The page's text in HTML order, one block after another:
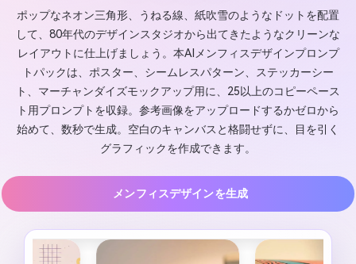
ポップなネオン三角形、うねる線、紙吹雪のようなドットを配置
して、80年代のデザインスタジオから出てきたようなクリーンな
レイアウトに仕上げましょう。本AIメンフィスデザインプロンプ
トパックは、ポスター、シームレスパターン、ステッカーシー
ト、マーチャンダイズモックアップ用に、25以上のコピーペース
ト用プロンプトを収録。参考画像をアップロードするかゼロから
始めて、数秒で生成。空白のキャンバスと格闘せずに、目を引く
グラフィックを作成できます。
メンフィスデザインを生成